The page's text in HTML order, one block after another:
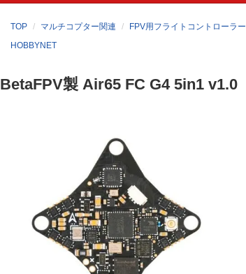
TOP マルチコプター関連
FPV用フライトコントローラー
HOBBYNET
BetaFPV製 Air65 FC G4 5in1 v1.0